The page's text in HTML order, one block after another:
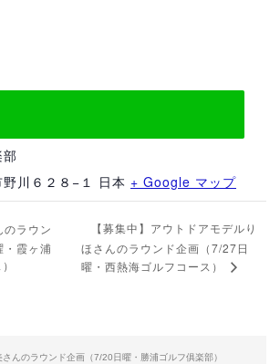
川６２８−１
日本 + Google マップ
のラウン
・霞ヶ浦
【募集中】アウトドアモデルり
ほさんのラウンド企画（7/27日
曜・西熱海ゴルフコース）
さんのラウンド企画（7/20日曜・勝浦ゴルフ俱楽部）